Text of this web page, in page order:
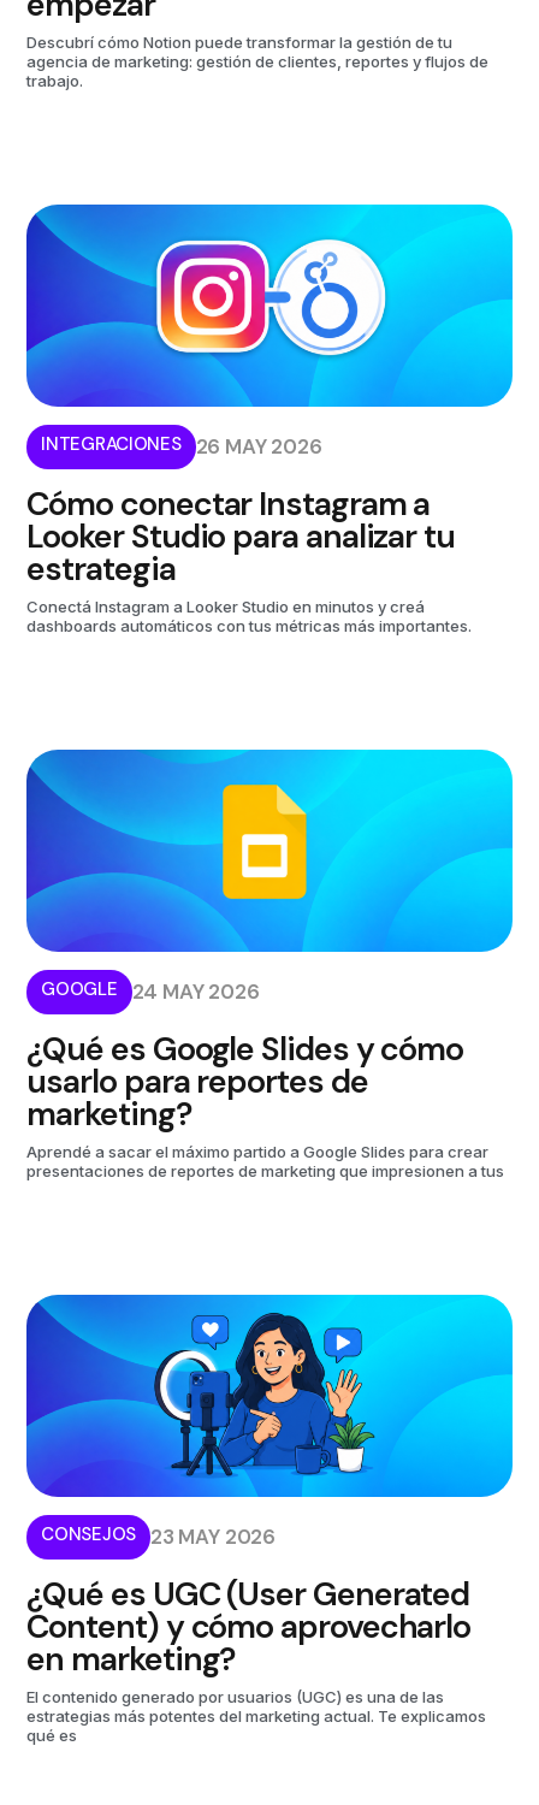
Descubrí cómo Notion puede transformar la gestión de tu
agencia de marketing: gestión de clientes, reportes y flujos de
trabajo.
INTEGRACIONES 26 MAY 2026
Cómo conectar Instagram a
Looker Studio para analizar tu
estrategia
Conectá Instagram a Looker Studio en minutos y creá
dashboards automáticos con tus métricas más importantes.
GOOGLE 24 MAY 2026
¿Qué es Google Slides y cómo
usarlo para reportes de
marketing?
Aprendé a sacar el máximo partido a Google Slides para crear
presentaciones de reportes de marketing que impresionen a tus
CONSEJOS 23 MAY 2026
¿Qué es UGC (User Generated
Content) y cómo aprovecharlo
en marketing?
El contenido generado por usuarios (UGC) es una de las
estrategias más potentes del marketing actual. Te explicamos
qué es